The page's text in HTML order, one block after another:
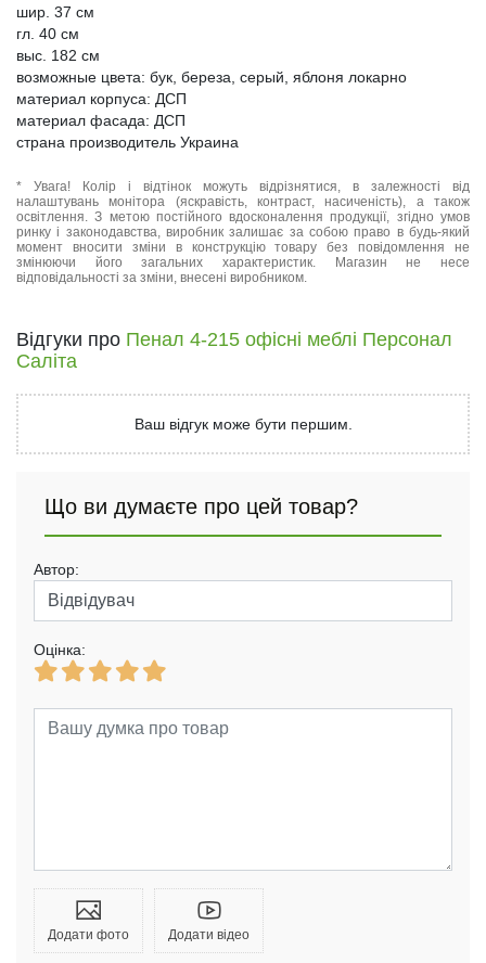
шир. 37 см
гл. 40 см
выс. 182 см
возможные цвета: бук, береза, серый, яблоня локарно
материал корпуса: ДСП
материал фасада: ДСП
страна производитель Украина
* Увага! Колір і відтінок можуть відрізнятися, в залежності від
налаштувань монітора (яскравість, контраст, насиченість), а також
освітлення. З метою постійного вдосконалення продукції, згідно умов
ринку і законодавства, виробник залишає за собою право в будь-який
момент вносити зміни в конструкцію товару без повідомлення не
змінюючи його загальних характеристик. Магазин не несе
відповідальності за зміни, внесені виробником.
Відгуки про Пенал 4-215 офісні меблі Персонал
Саліта
Ваш відгук може бути першим.
Що ви думаєте про цей товар?
Автор:
Оцінка:
Додати фото Додати відео